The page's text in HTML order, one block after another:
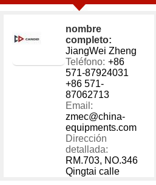
nombre
completo:
JiangWei Zheng
Teléfono: +86
571-87924031
+86 571-
87062713
Email:
zmec@china-
equipments.com
Dirección
detallada:
RM.703, NO.346
Qingtai calle